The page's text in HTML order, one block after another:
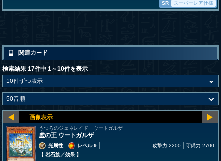
SR スーパーレア仕様
関連カード
検索結果 17件中 1～10件を表示
うつろのジェネレイド ウートガルザ
虚の王 ウートガルザ
光属性
レベル 9
【 岩石族／効果 】
攻撃力 2200 守備力 2700